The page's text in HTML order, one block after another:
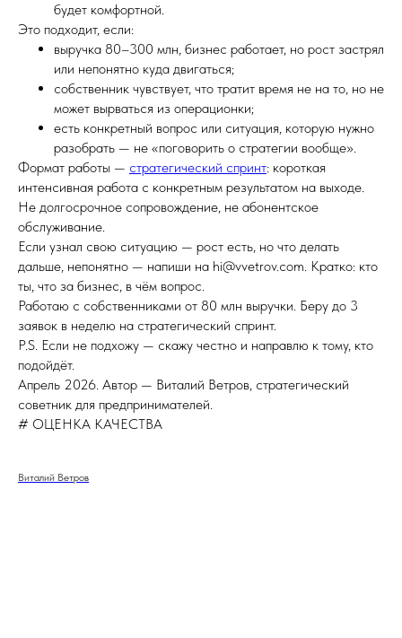
будет комфортной.
Это подходит, если:
выручка 80–300 млн, бизнес работает, но рост застрял
или непонятно куда двигаться;
собственник чувствует, что тратит время не на то, но не
может вырваться из операционки;
есть конкретный вопрос или ситуация, которую нужно
разобрать — не «поговорить о стратегии вообще».
Формат работы — стратегический спринт: короткая
интенсивная работа с конкретным результатом на выходе.
Не долгосрочное сопровождение, не абонентское
обслуживание.
Если узнал свою ситуацию — рост есть, но что делать
дальше, непонятно — напиши на hi@vvetrov.com. Кратко: кто
ты, что за бизнес, в чём вопрос.
Работаю с собственниками от 80 млн выручки. Беру до 3
заявок в неделю на стратегический спринт.
P.S. Если не подхожу — скажу честно и направлю к тому, кто
подойдёт.
Апрель 2026. Автор — Виталий Ветров, стратегический
советник для предпринимателей.
# ОЦЕНКА КАЧЕСТВА
Виталий Ветров